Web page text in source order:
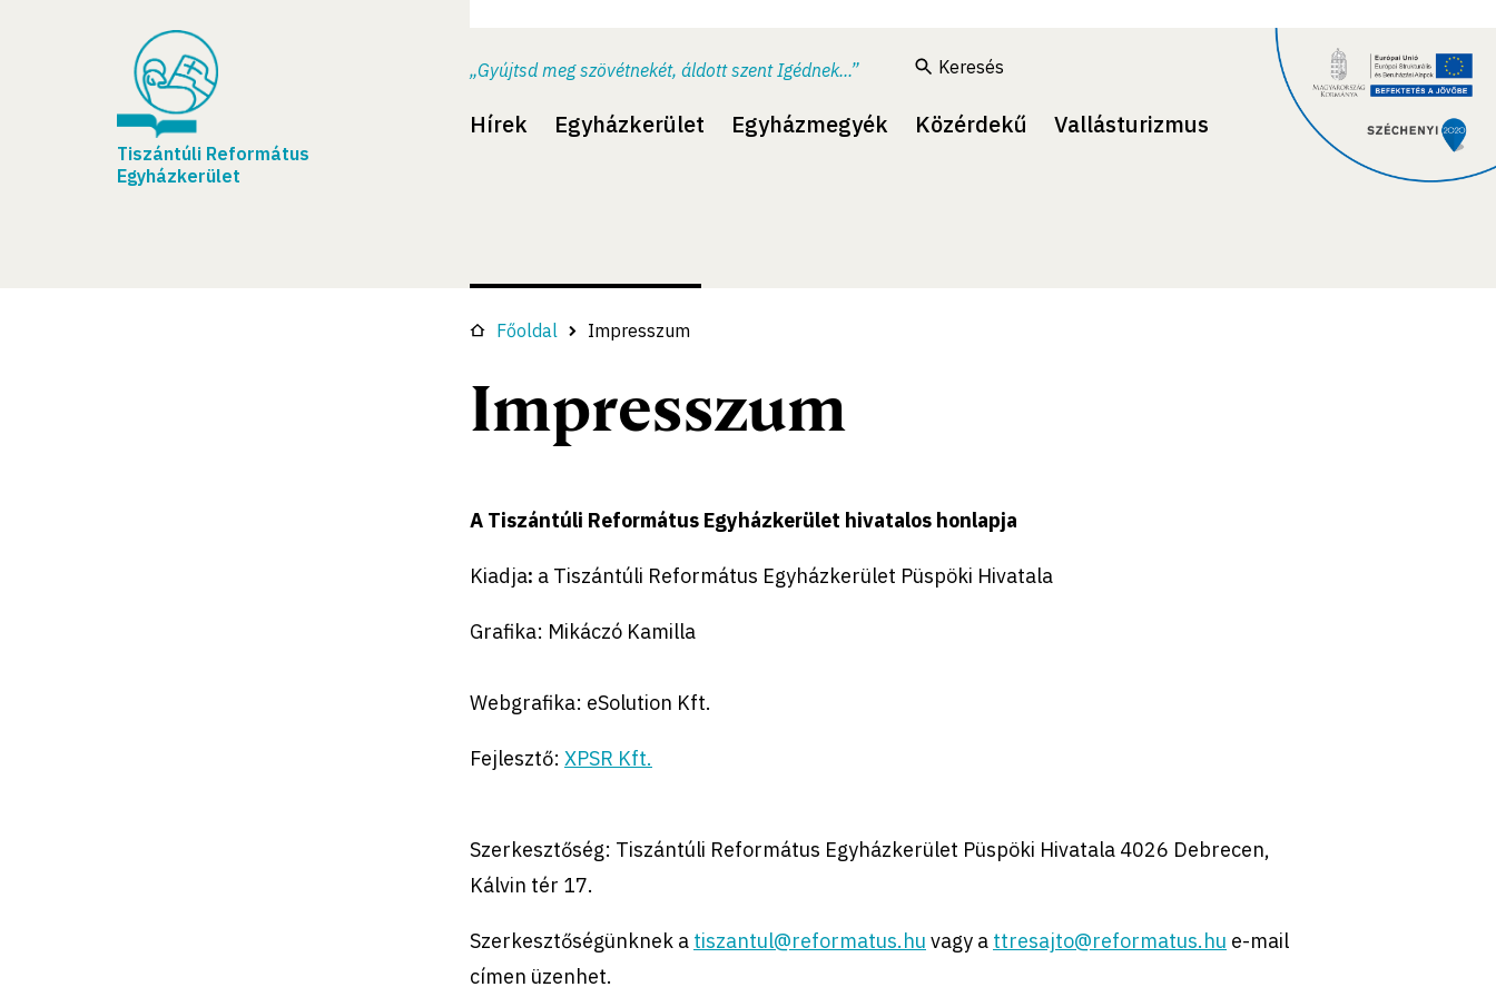
Tiszántúli Református
Egyházkerület
„Gyújtsd meg szövétnekét, áldott szent Igédnek...” Keresés
Hírek Egyházkerület Egyházmegyék Közérdekű Vallásturizmus
Főoldal Impresszum
Impresszum
A Tiszántúli Református Egyházkerület hivatalos honlapja
Kiadja: a Tiszántúli Református Egyházkerület Püspöki Hivatala
Grafika: Mikáczó Kamilla
Webgrafika: eSolution Kft.
Fejlesztő: XPSR Kft.
Szerkesztőség: Tiszántúli Református Egyházkerület Püspöki Hivatala 4026 Debrecen,
Kálvin tér 17.
Szerkesztőségünknek a tiszantul@reformatus.hu vagy a ttresajto@reformatus.hu e-mail
címen üzenhet.